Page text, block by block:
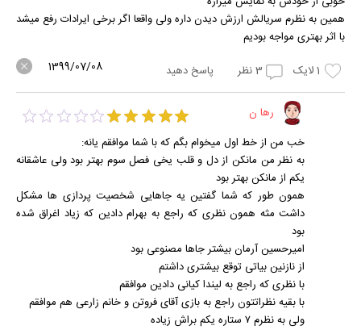
همین به نظرم سریالش ارزش دیدن داره ولی واقعا اگر برخی ایرادات رفع میشد
با اثر بهتری مواجه بودیم
1لایک 3نظر پاسخ دهید 1399/07/08
رها ن
خب من از خط اول میخوام بگم که با شما موافقم یانه:
به نظر من مانکن از دل و قلب یخی فصل سوم بهتر بود ولی عاشقانه
یکم از مانکن بهتر بود
همون طور که شما گفتین یه جاهایی شخصیت پردازی ها مشکل
داشت مثه همون نظری که راجع به بهرام دادین که زیاد اغراق شده
بود
امیرحسین آرمان بیشتر جاها مصنوعی بود
از نازنین بیاتی توقع بیشتری داشتم
با نظری که راجع به لیندا کیانی دادین موافقم
با بقیه نظراتتون راجع به بازی آقای فروتن و خانم زارعی هم موافقم
ولی به نظرم ۷ ستاره یکم براش زیاده